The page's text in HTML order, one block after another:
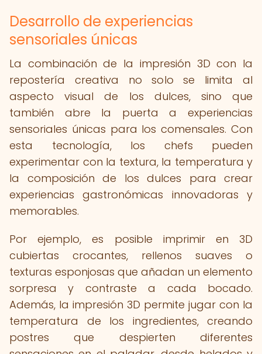
Desarrollo de experiencias
sensoriales únicas
La combinación de la impresión 3D con la
repostería creativa no solo se limita al
aspecto visual de los dulces, sino que
también abre la puerta a experiencias
sensoriales únicas para los comensales. Con
esta tecnología, los chefs pueden
experimentar con la textura, la temperatura y
la composición de los dulces para crear
experiencias gastronómicas innovadoras y
memorables.
Por ejemplo, es posible imprimir en 3D
cubiertas crocantes, rellenos suaves o
texturas esponjosas que añadan un elemento
sorpresa y contraste a cada bocado.
Además, la impresión 3D permite jugar con la
temperatura de los ingredientes, creando
postres que despierten diferentes